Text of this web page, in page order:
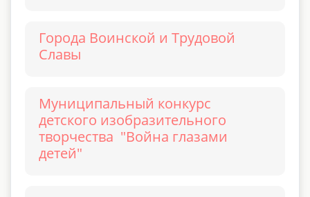
Города Воинской и Трудовой
Славы
Муниципальный конкурс
детского изобразительного
творчества "Война глазами
детей"